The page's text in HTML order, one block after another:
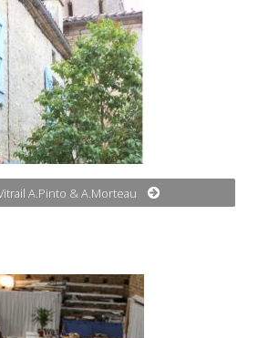
A.Pinto & A.Morteau